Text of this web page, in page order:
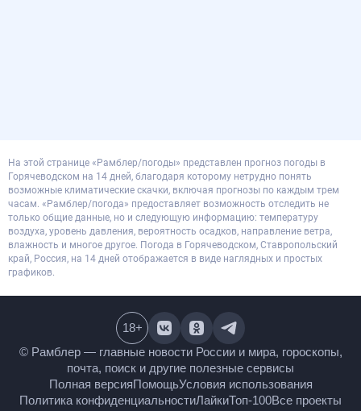
На этой странице «Рамблер/погоды» представлен прогноз погоды в
Горячеводском на 14 дней, благодаря которому нетрудно понять
возможные климатические скачки, включая прогнозы по каждым трем
часам. «Рамблер/погода» предоставляет возможность отследить не
только общие данные, но и следующую информацию: температуру
воздуха, уровень давления, вероятность осадков, направление ветра,
влажность и многое другое. Погода в Горячеводском, Ставропольский
край, Россия, на 14 дней отображается в виде наглядных и простых
графиков.
© Рамблер — главные новости России и мира,
гороскопы, почта, поиск и другие полезные сервисы
Полная версияПомощьУсловия использования
Политика конфиденциальностиЛайкиТоп-100
18+